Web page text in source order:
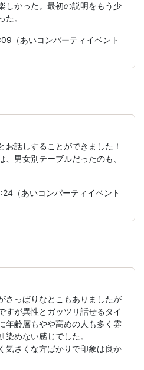
しかった。最初の説明をもう少
。
（あいコンパーティイベント
お話しすることができました！
男女別テーブルだったのも、
（あいコンパーティイベント
さっぱりなとこもありましたが
すが異性とガッツリ話せるタイ
年齢層もやや高めの人も多く雰
めない感じでした。
気さくな方ばかりで印象は良か